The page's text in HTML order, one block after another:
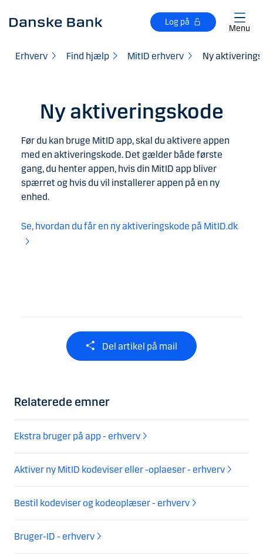
Log på
Menu
Erhverv Find hjælp MitID erhverv Ny
Ny aktiveringskode
Før du kan bruge MitID app, skal du aktivere appen
med en aktiveringskode. Det gælder både første
gang, du henter appen, hvis din MitID app bliver
spærret og hvis du vil installerer appen på en ny
enhed.
Se, hvordan du får en ny aktiveringskode på MitID.dk
Del artikel på mail
Relaterede emner
Ekstra bruger på app - erhverv
Aktiver ny MitID kodeviser eller -oplaeser - erhverv
Bestil kodeviser og kodeoplæser - erhverv
Bruger-ID - erhverv